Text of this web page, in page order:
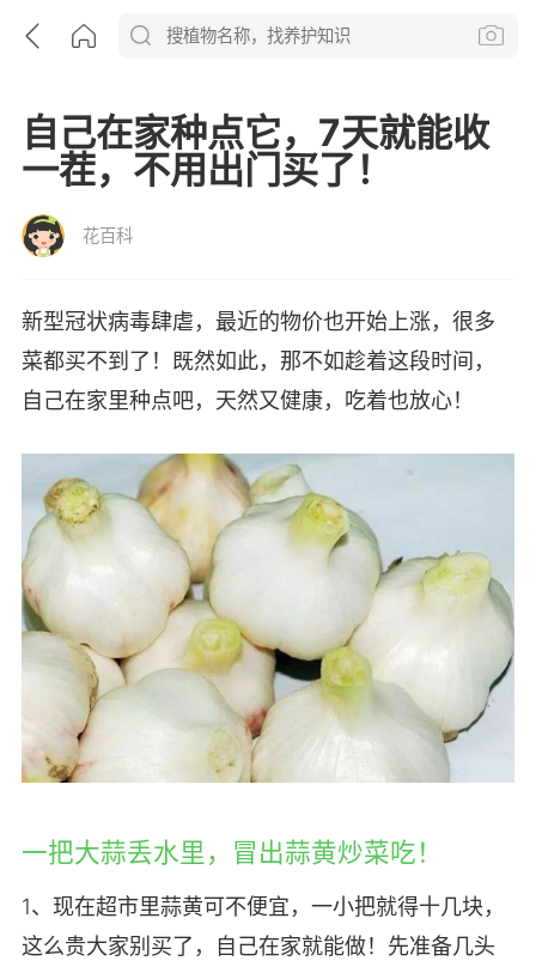
自己在家种点它，7天就能收
一茬，不用出门买了！
花百科
新型冠状病毒肆虐，最近的物价也开始上涨，很多
菜都买不到了！既然如此，那不如趁着这段时间，
自己在家里种点吧，天然又健康，吃着也放心！
一把大蒜丢水里，冒出蒜黄炒菜吃！
1、现在超市里蒜黄可不便宜，一小把就得十几块，
这么贵大家别买了，自己在家就能做！先准备几头